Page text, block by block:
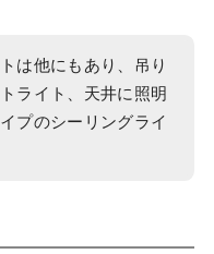
は他にもあり、吊り
ライト、天井に照明
プのシーリングライ